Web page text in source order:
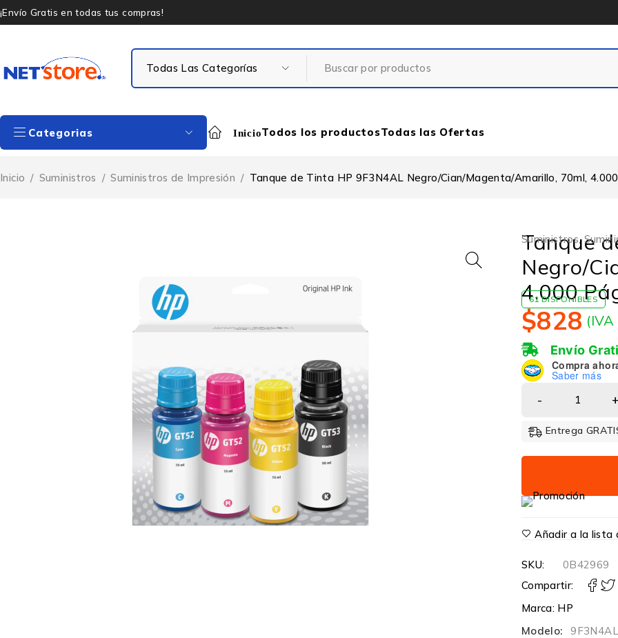
¡Envío Gratis en todas tus compras!
Categorias InicioTodos los productosTodas las Ofertas
Inicio / Suministros / Suministros de Impresión / Tanque de Tinta HP 9F3N4AL Negro/Cian/Magenta/Amarillo, 70ml,
Suministros,
Tanque
Negro/
4.000
61 DISPONIBLES
$828
Envío
Compra
Saber más
Entrega
Añadir a la lista
SKU:
0B42969
Compartir:
Marca: HP
Modelo:
9F3N4AL